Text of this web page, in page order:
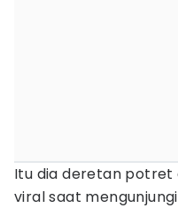
Itu dia deretan potret
viral saat